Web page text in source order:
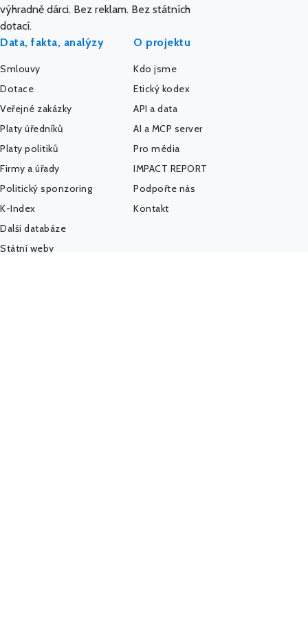
výhradně dárci. Bez reklam. Bez státních
dotací.
Data, fakta, analýzy
Smlouvy
Dotace
Veřejné zakázky
Platy úředníků
Platy politiků
Firmy a úřady
Politický sponzoring
K-Index
Další databáze
Státní weby
O projektu
Kdo jsme
Etický kodex
API a data
AI a MCP server
Pro média
IMPACT REPORT
Podpořte nás
Kontakt